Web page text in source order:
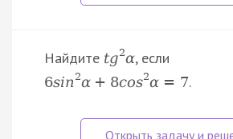
Найдите tg2α, если
6sin 2α + 8cos2α = 7.